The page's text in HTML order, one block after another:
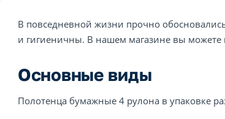
В повседневной жизни прочно
и гигиеничны. В нашем магазине вы
Основные виды
Полотенца бумажные 4 рулона в упаковке